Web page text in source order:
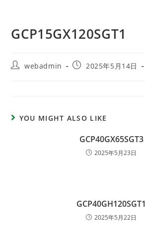
GCP15GX120SGT1
webadmin 2025年5月14日
YOU MIGHT ALSO LIKE
GCP40GX65SGT3
2025年5月23日
GCP40GH120SGT1
2025年5月22日